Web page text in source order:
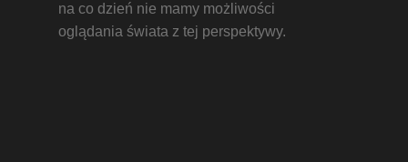
na co dzień nie mamy możliwości
oglądania świata z tej perspektywy.